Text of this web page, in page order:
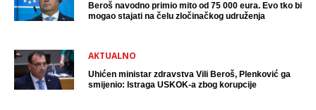
Beroš navodno primio mito od 75 000 eura. Evo tko bi
mogao stajati na čelu zločinačkog udruženja
AKTUALNO
Uhićen ministar zdravstva Vili Beroš, Plenković ga
smijenio: Istraga USKOK-a zbog korupcije